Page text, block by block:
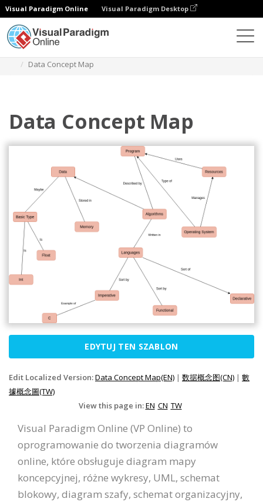
Visual Paradigm Online Visual Paradigm Desktop
Data Concept Map
Data Concept Map
EDYTUJ TEN SZABLON
Edit Localized Version:Data Concept Map(EN) | 数据概念图(CN) | 數
據概念圖(TW)
View this page in:EN CN TW
Visual Paradigm Online (VP Online) to
oprogramowanie do tworzenia diagramów
online, które obsługuje diagram mapy
koncepcyjnej, różne wykresy, UML, schemat
blokowy, diagram szafy, schemat organizacyjny,